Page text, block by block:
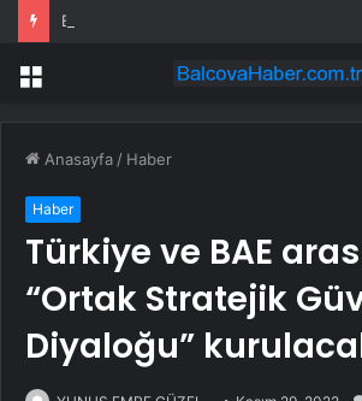
Bodrum’da Yaya Kazası
Menü
Anasayfa / Haber
Haber
Türkiye ve BAE
“Ortak Stratejik
Diyaloğu”